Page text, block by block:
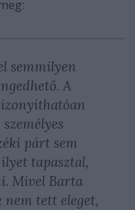
semmilyen
A
párt sem
tapasztal,
Mivel Barta
nem tett eleget,